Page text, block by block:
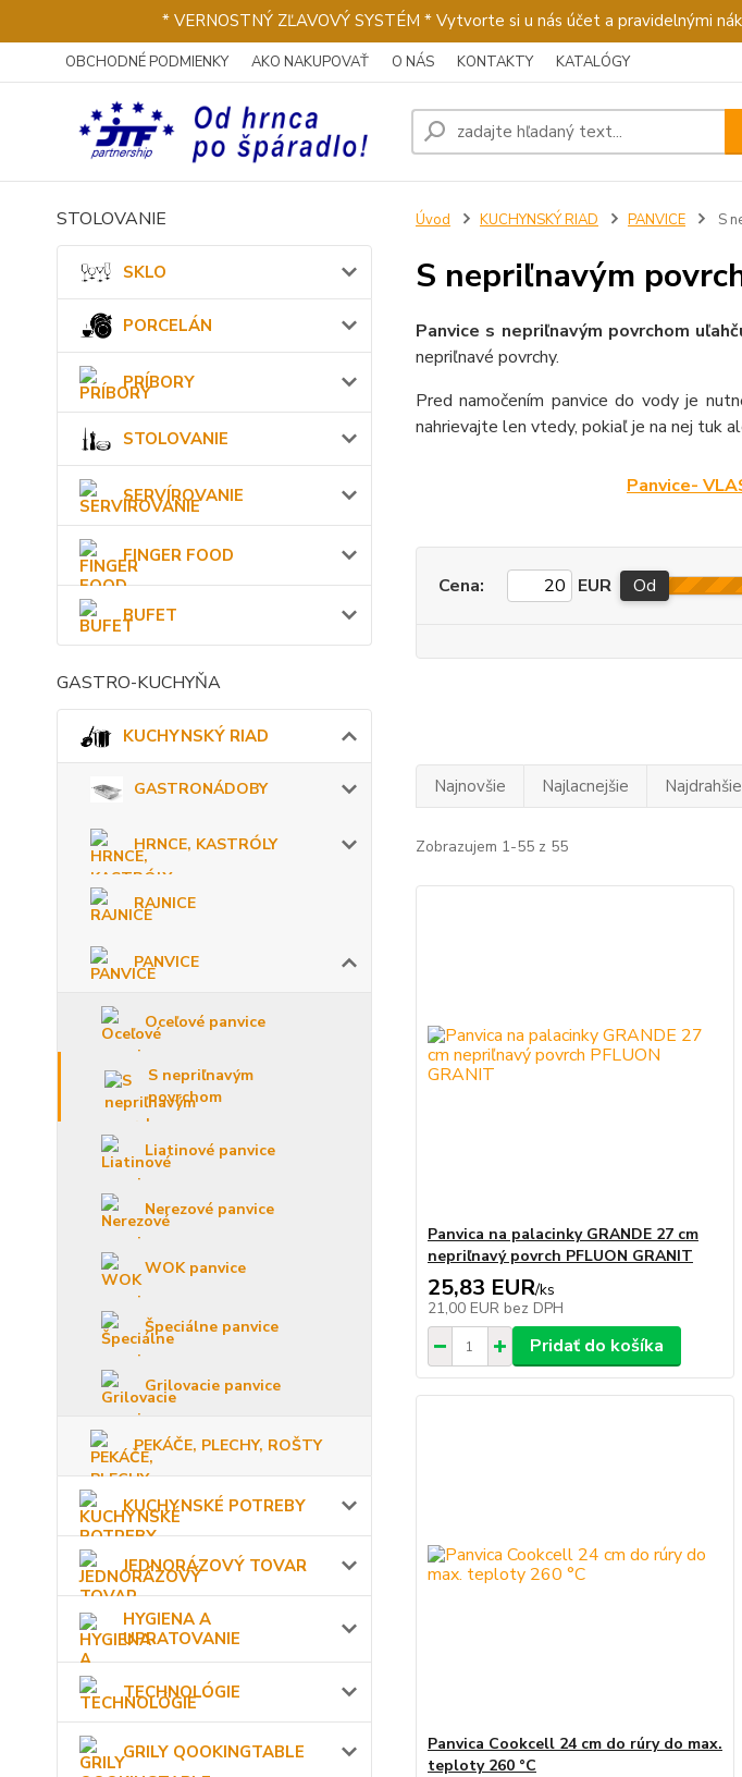
* VERNOSTNÝ ZĽAVOVÝ SYSTÉM * Vytvorte si u nás účet a pravidelnými
OBCHODNÉ PODMIENKY AKO NAKUPOVAŤ O NÁS KONTAKTY KATALÓGY
STOLOVANIE
SKLO
PORCELÁN
PRÍBORY
STOLOVANIE
SERVÍROVANIE
FINGER FOOD
BUFET
GASTRO-KUCHYŇA
KUCHYNSKÝ RIAD
GASTRONÁDOBY
HRNCE, KASTRÓLY
RAJNICE
PANVICE
Oceľové panvice
S nepriľnavým
povrchom
Liatinové panvice
Nerezové panvice
WOK panvice
Špeciálne panvice
Grilovacie panvice
PEKÁČE, PLECHY, ROŠTY
KUCHYNSKÉ POTREBY
JEDNORÁZOVÝ TOVAR
HYGIENA A
UPRATOVANIE
TECHNOLÓGIE
GRILY QOOKINGTABLE
Úvod KUCHYNSKÝ RIAD PANVICE S
S nepriľnavým
Panvice s nepriľnavým povrchom
nepriľnavé povrchy.
Pred namočením panvice do vody je
nahrievajte len vtedy, pokiaľ je na nej tuk
Panvice-
Cena: EUR Od
Najnovšie Najlacnejšie Najdrahšie
Zobrazujem 1-55 z 55
Panvica na palacinky GRANDE 27 cm
nepriľnavý povrch PFLUON GRANIT
25,83 EUR/ks
21,00 EUR bez DPH
Pridať do košíka
Panvica Cookcell 24 cm do rúry do max.
teploty 260 °C